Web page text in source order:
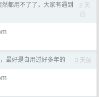
然都用不了了，大家有遇到
2 天
前
最好是自用过好多年的 3 天前